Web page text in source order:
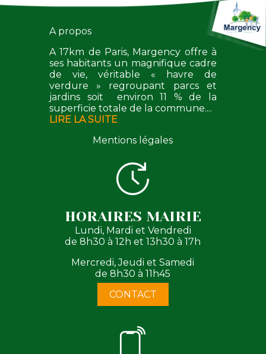
A propos
A 17km de Paris, Margency offre à
ses habitants un magnifique cadre
de vie, véritable « havre de
verdure » regroupant parcs et
jardins soit environ 11 % de la
superficie totale de la commune....
LIRE LA SUITE
Mentions légales
HORAIRES MAIRIE
Lundi, Mardi et Vendredi
de 8h30 à 12h et 13h30 à 17h
Mercredi, Jeudi et Samedi
de 8h30 à 11h45
CONTACT